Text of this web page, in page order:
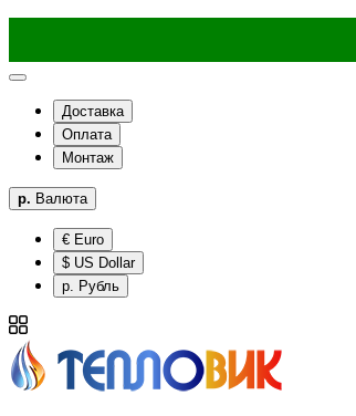
Доставка
Оплата
Монтаж
р. Валюта
€ Euro
$ US Dollar
р. Рубль